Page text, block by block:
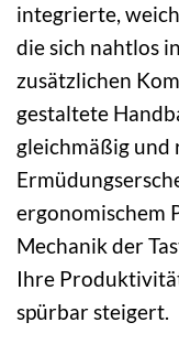
integrierte,
die sich nahtlos
zusätzlichen
gestaltete
gleichmäßig und
ergonomischem
Mechanik der
Ihre
spürbar steigert.